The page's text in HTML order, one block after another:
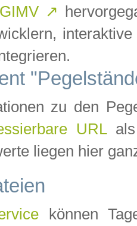
GIMV ↗
zu den
URLals
liegen hier
können